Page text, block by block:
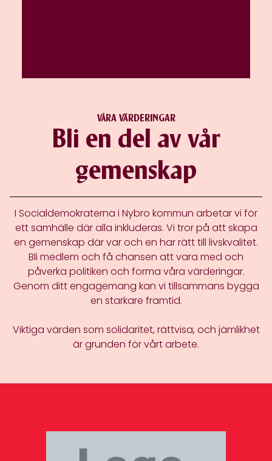
VÅRA VÄRDERINGAR
Bli en del av vår
gemenskap
I Socialdemokraterna i Nybro kommun arbetar vi för
ett samhälle där alla inkluderas. Vi tror på att skapa
en gemenskap där var och en har rätt till livskvalitet.
Bli medlem och få chansen att vara med och
påverka politiken och forma våra värderingar.
Genom ditt engagemang kan vi tillsammans bygga
en starkare framtid.
Viktiga värden som solidaritet, rättvisa, och jämlikhet
är grunden för vårt arbete.